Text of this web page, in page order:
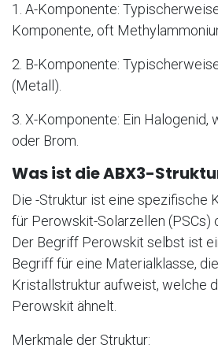
1. A-Komponente:
Komponente, oft
2. B-Komponente:
(Metall).
3. X-Komponente: Ein Halogenid,
oder Brom.
Was ist die ABX3-
Die -Struktur ist eine spezifische
für Perowskit-Solarzellen (PSCs)
Der Begriff Perowskit selbst ist
Begriff für eine Materialklasse,
Kristallstruktur aufweist, welche
Perowskit ähnelt.
Merkmale der Struktur: